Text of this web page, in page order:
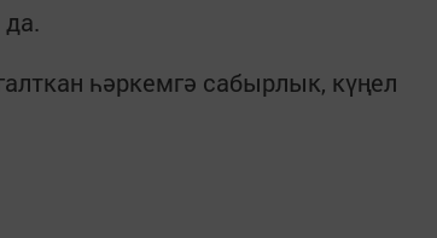
һәркемгә сабырлык, күңел